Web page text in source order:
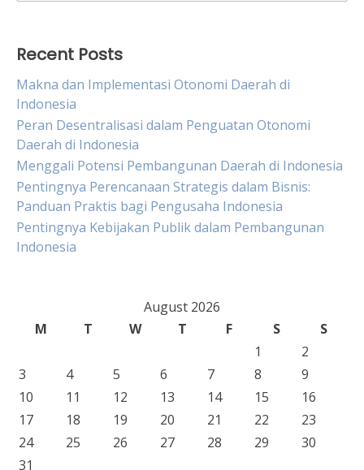
Recent Posts
Makna dan Implementasi Otonomi Daerah di
Indonesia
Peran Desentralisasi dalam Penguatan Otonomi
Daerah di Indonesia
Menggali Potensi Pembangunan Daerah di Indonesia
Pentingnya Perencanaan Strategis dalam Bisnis:
Panduan Praktis bagi Pengusaha Indonesia
Pentingnya Kebijakan Publik dalam Pembangunan
Indonesia
August 2026
M
T W T F S
S
1
2
3
4 5 6 7 8
9
10
11 12 13 14 15
16
17
18 19 20 21 22
23
24
25 26 27 28 29
30
31